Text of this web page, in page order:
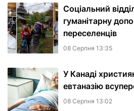
Соціальний
гуманітарну
переселенців
08 Серпня 13:35
У Канаді
евтаназію
08 Серпня 13:02